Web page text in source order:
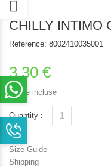
CHILLY INTIMO
Reference: 8002410035001
3,30 €
Tasse incluse
Quantity :
Size Guide
Shipping